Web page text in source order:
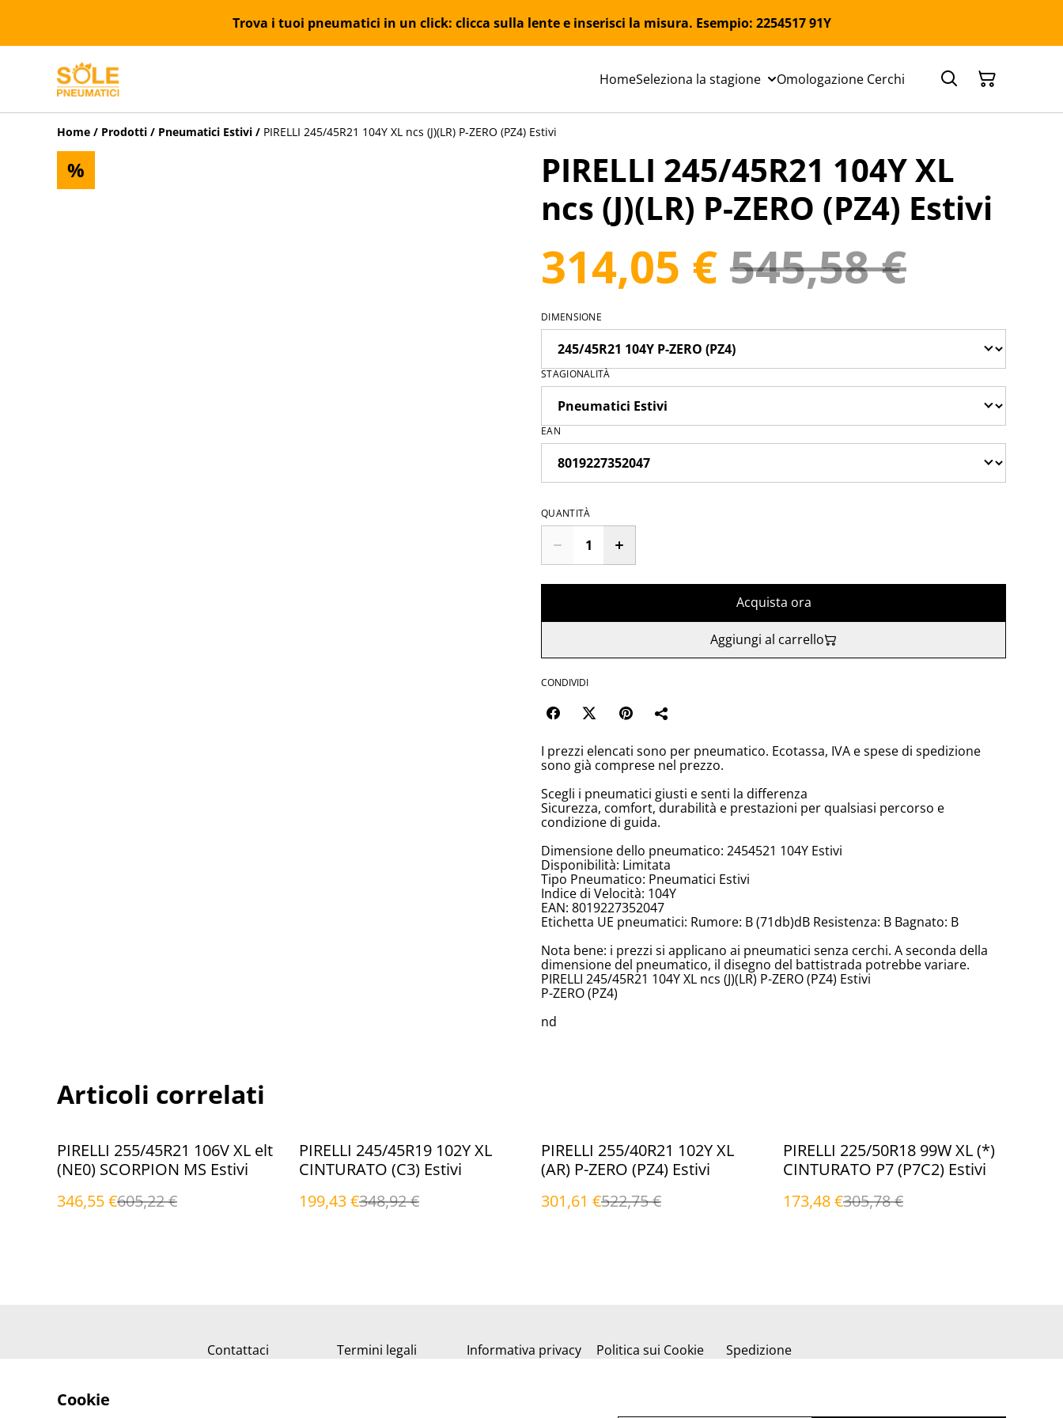
Trova i tuoi pneumatici in un click: clicca sulla lente e inserisci la misura. Esempio: 2254517 91Y
HomeSeleziona la stagione Omologazione Cerchi
Home / Prodotti / Pneumatici Estivi / PIRELLI 245/45R21 104Y XL ncs (J)(LR) P-ZERO (PZ4) Estivi
%
PIRELLI 245/45R21 104Y XL
ncs (J)(LR) P-ZERO (PZ4) Estivi
314,05 € 545,58 €
DIMENSIONE
STAGIONALITÀ
EAN
QUANTITÀ
Acquista ora
Aggiungi al carrello
CONDIVIDI
I prezzi elencati sono per pneumatico. Ecotassa, IVA e spese di spedizione
sono già comprese nel prezzo.
Scegli i pneumatici giusti e senti la differenza
Sicurezza, comfort, durabilità e prestazioni per qualsiasi percorso e
condizione di guida.
Dimensione dello pneumatico: 2454521 104Y Estivi
Disponibilità: Limitata
Tipo Pneumatico: Pneumatici Estivi
Indice di Velocità: 104Y
EAN: 8019227352047
Etichetta UE pneumatici: Rumore: B (71db)dB Resistenza: B Bagnato: B
Nota bene: i prezzi si applicano ai pneumatici senza cerchi. A seconda della
dimensione del pneumatico, il disegno del battistrada potrebbe variare.
PIRELLI 245/45R21 104Y XL ncs (J)(LR) P-ZERO (PZ4) Estivi
P-ZERO (PZ4)
nd
Articoli correlati
%
PIRELLI 255/45R21 106V XL elt
(NE0) SCORPION MS Estivi
346,55 €605,22 €
%
PIRELLI 245/45R19 102Y XL
CINTURATO (C3) Estivi
199,43 €348,92 €
%
PIRELLI 255/40R21 102Y XL
(AR) P-ZERO (PZ4) Estivi
301,61 €522,75 €
%
PIRELLI 225/50R18 99W XL (*)
CINTURATO P7 (P7C2) Estivi
173,48 €305,78 €
Contattaci Termini legali Informativa privacy Politica sui Cookie Spedizione
Cookie